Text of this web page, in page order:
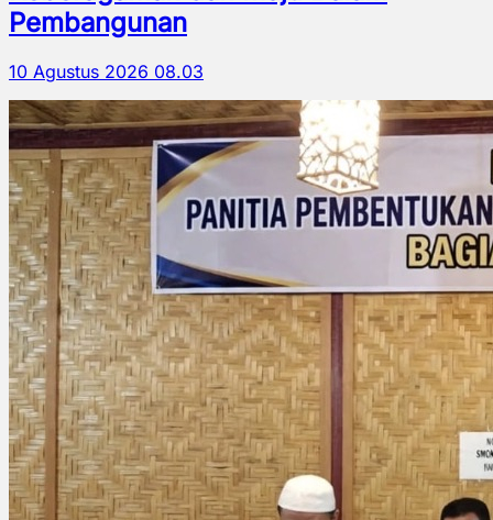
Pembangunan
10 Agustus 2026 08.03